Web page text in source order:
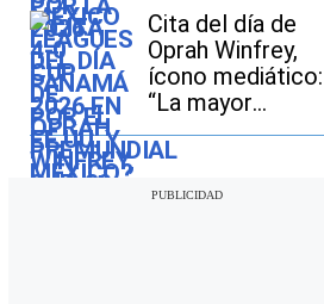
Cita del día de
Oprah Winfrey,
ícono mediático:
“La mayor
aventura que
puedes
la vida de tus